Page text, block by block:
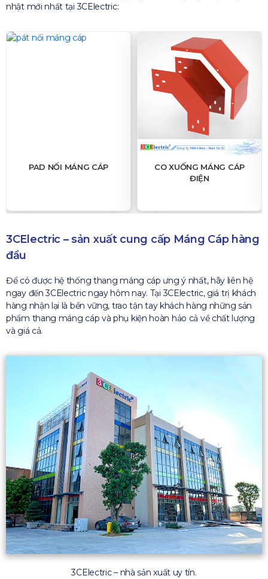
nhật mới nhất tại 3CElectric:
CO XUỐNG MÁNG CÁP
CO LÊN MÁNG CÁP
3CElectric – sản xuất cung cấp Máng Cáp hàng
đầu
Để có được hệ thống thang máng cáp ưng ý nhất, hãy liên hệ
ngay đến 3CElectric ngay hôm nay. Tại 3CElectric, giá trị khách
hàng nhận lại là bền vững, trao tận tay khách hàng những sản
phẩm thang máng cáp và phụ kiện hoàn hảo cả về chất lượng
và giá cả.
3CElectric – nhà sản xuất uy tín.